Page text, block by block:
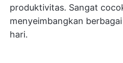
produktivitas. Sangat
menyeimbangkan
hari.